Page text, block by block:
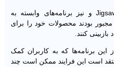
این موضوع، یک چالش برای Jigsaw و نیز برنامه‌های وابسته به
بودند محصولات خود را برای
کنند.
برنامه‌ها که به کاربران کمک
است این فرایند ممکن است چند